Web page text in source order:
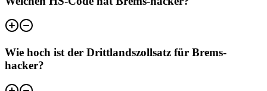
Wie hoch ist der Drittlandszollsatz für Brems-
hacker?